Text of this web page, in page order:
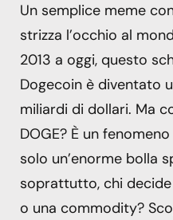
Un semplice meme
strizza l’occhio al
2013 a oggi, questo
Dogecoin è diventato
miliardi di dollari. Ma
DOGE? È un
solo un’enorme bolla
soprattutto, chi
o una commodity?